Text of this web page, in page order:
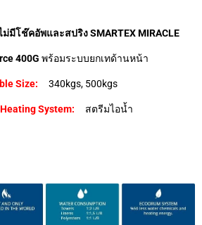
ม่มีโช๊คอัพและสปริงSMARTEX MIRACLE
400G พร้อมระบบยกเทด้านหน้า
Size: 340kgs, 500kgs
System: สตรีมไอน้ำ